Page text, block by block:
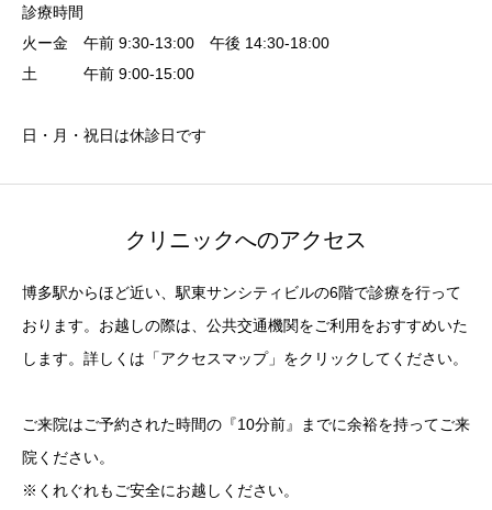
診療時間
火ー金 午前 9:30-13:00 午後 14:30-18:00
土 午前 9:00-15:00
日・月・祝日は休診日です
クリニックへのアクセス
博多駅からほど近い、駅東サンシティビルの6階で診療を行って
おります。お越しの際は、公共交通機関をご利用をおすすめいた
します。詳しくは「アクセスマップ」をクリックしてください。
ご来院はご予約された時間の『10分前』までに余裕を持ってご来
院ください。
※くれぐれもご安全にお越しください。